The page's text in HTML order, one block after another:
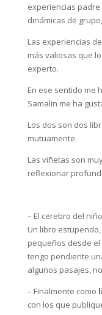
experiencias
dinámicas de
Las experiencias
más valiosas que
experto.
En ese sentido me
Samalin me ha
Los dos son dos
mutuamente.
Las viñetas son
reflexionar
– El cerebro del niño
Un libro
pequeños desde
tengo pendiente
algunos pasajes,
– Finalmente como
con los que